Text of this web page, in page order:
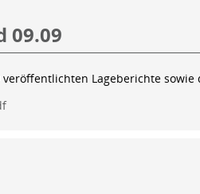
09.09
Lageberichte